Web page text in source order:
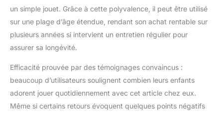
un simple jouet. Grâce à cette polyvalence, il peut être utilisé
sur une plage d’âge étendue, rendant son achat rentable sur
plusieurs années si intervient un entretien régulier pour
assurer sa longévité.
Efficacité prouvée par des témoignages convaincus :
beaucoup d’utilisateurs soulignent combien leurs enfants
adorent jouer quotidiennement avec cet article chez eux.
Même si certains retours évoquent quelques points négatifs